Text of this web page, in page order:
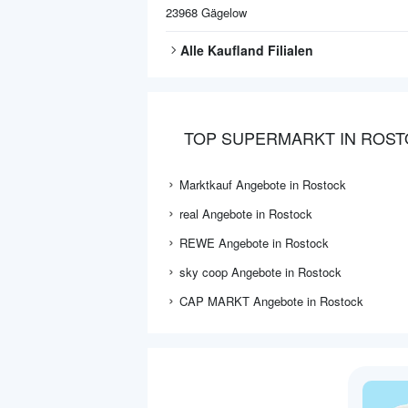
23968 Gägelow
Alle Kaufland Filialen
TOP SUPERMARKT IN
Marktkauf Angebote in Rostock
real Angebote in Rostock
REWE Angebote in Rostock
sky coop Angebote in Rostock
CAP MARKT Angebote in Rostock